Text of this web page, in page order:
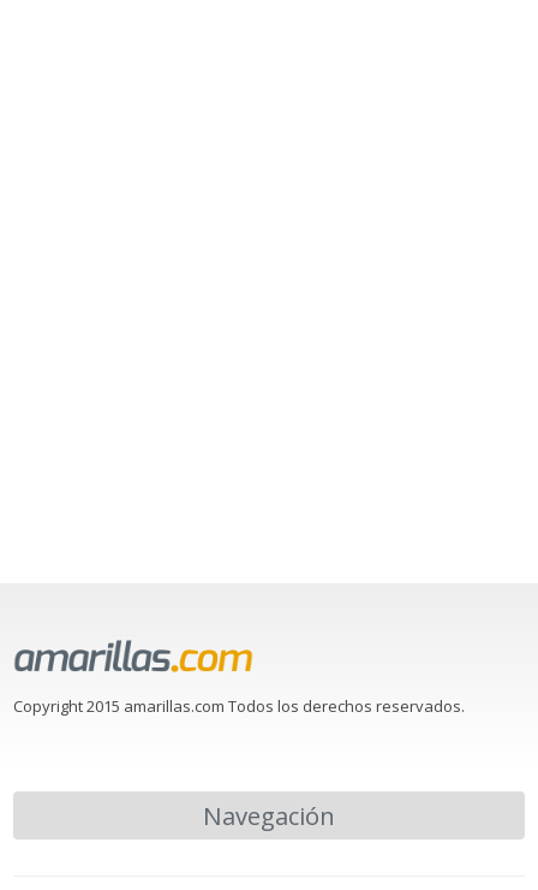
Copyright 2015 amarillas.com Todos los derechos reservados.
Navegación